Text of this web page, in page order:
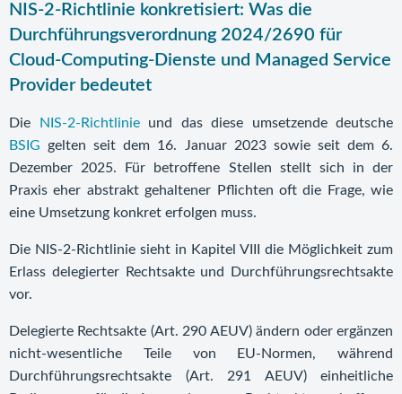
NIS-2-Richtlinie konkretisiert: Was die
Durchführungsverordnung 2024/2690 für
Cloud-Computing-Dienste und Managed Service
Provider bedeutet
Die NIS-2-Richtlinieund das diese umsetzende deutsche
BSIG gelten seit dem 16. Januar 2023 sowie seit dem 6.
Dezember 2025. Für betroffene Stellen stellt sich in der
Praxis eher abstrakt gehaltener Pflichten oft die Frage, wie
eine Umsetzung konkret erfolgen muss.
Die NIS-2-Richtlinie sieht in Kapitel VIII die Möglichkeit zum
Erlass delegierter Rechtsakte und Durchführungsrechtsakte
vor.
Delegierte Rechtsakte (Art. 290 AEUV) ändern oder ergänzen
nicht-wesentliche Teile von EU-Normen, während
Durchführungsrechtsakte (Art. 291 AEUV) einheitliche